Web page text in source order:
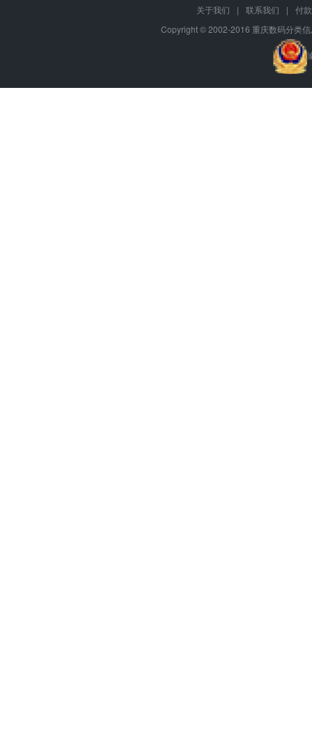
关于我们 | 联系我们 |
付
Copyright © 2002-2016 重庆数码分类